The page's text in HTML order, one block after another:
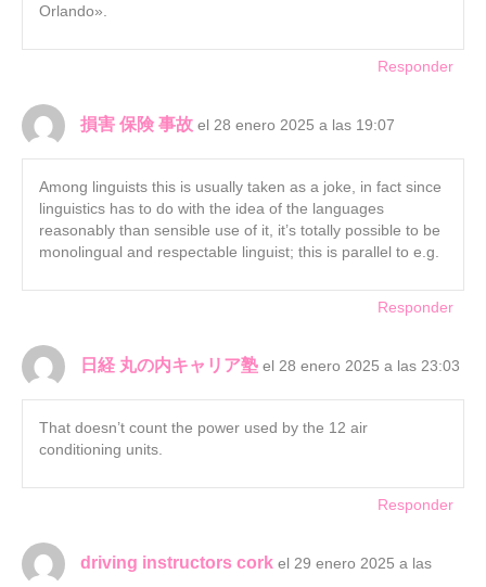
Orlando».
Responder
損害 保険 事故 el 28 enero 2025 a las 19:07
Among linguists this is usually taken as a joke, in fact since
linguistics has to do with the idea of the languages
reasonably than sensible use of it, it’s totally possible to be
monolingual and respectable linguist; this is parallel to e.g.
Responder
日経 丸の内キャリア塾 el 28 enero 2025 a las 23:03
That doesn’t count the power used by the 12 air
conditioning units.
Responder
driving instructors cork el 29 enero 2025 a las